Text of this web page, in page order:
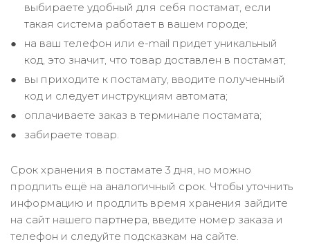
выбираете удобный для себя постамат, если
такая система работает в вашем городе;
на ваш телефон или e-mail придет уникальный
код, это значит, что товар доставлен в постамат;
вы приходите к постамату, вводите полученный
код и следует инструкциям автомата;
оплачиваете заказ в терминале постамата;
забираете товар.
Срок хранения в постамате 3 дня, но можно
продлить ещё на аналогичный срок. Чтобы уточнить
информацию и продлить время хранения зайдите
на сайт нашего партнера, введите номер заказа и
телефон и следуйте подсказкам на сайте.